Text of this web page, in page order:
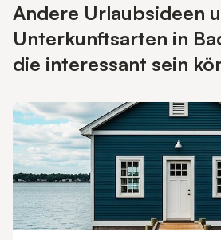
Andere Urlaubsideen
Unterkunftsarten in
die interessant sein